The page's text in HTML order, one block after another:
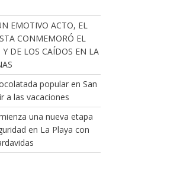
EMOTIVO ACTO, EL
CONMEMORÓ EL
DE LOS CAÍDOS EN LA
popular en San
a las vacaciones
una nueva etapa
en La Playa con